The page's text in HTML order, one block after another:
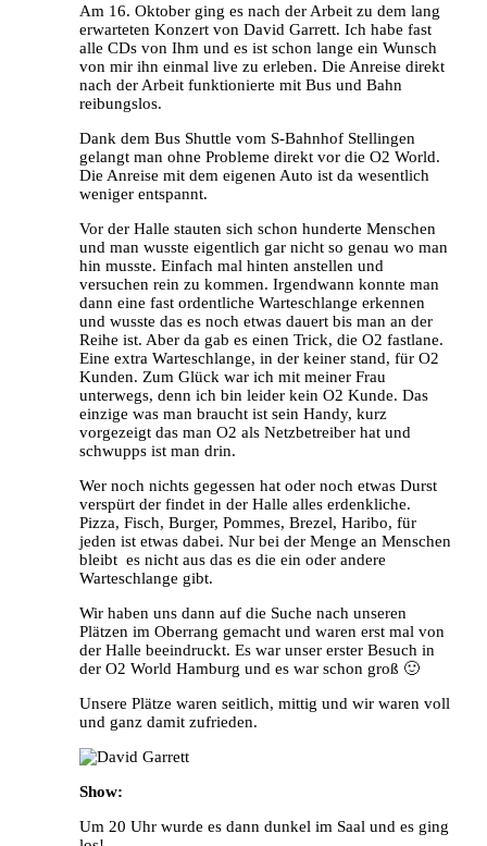
Am 16. Oktober ging es nach der Arbeit zu dem lang
erwarteten Konzert von David Garrett. Ich habe fast
alle CDs von Ihm und es ist schon lange ein Wunsch
von mir ihn einmal live zu erleben. Die Anreise direkt
nach der Arbeit funktionierte mit Bus und Bahn
reibungslos.
Dank dem Bus Shuttle vom S-Bahnhof Stellingen
gelangt man ohne Probleme direkt vor die O2 World.
Die Anreise mit dem eigenen Auto ist da wesentlich
weniger entspannt.
Vor der Halle stauten sich schon hunderte Menschen
und man wusste eigentlich gar nicht so genau wo man
hin musste. Einfach mal hinten anstellen und
versuchen rein zu kommen. Irgendwann konnte man
dann eine fast ordentliche Warteschlange erkennen
und wusste das es noch etwas dauert bis man an der
Reihe ist. Aber da gab es einen Trick, die O2 fastlane.
Eine extra Warteschlange, in der keiner stand, für O2
Kunden. Zum Glück war ich mit meiner Frau
unterwegs, denn ich bin leider kein O2 Kunde. Das
einzige was man braucht ist sein Handy, kurz
vorgezeigt das man O2 als Netzbetreiber hat und
schwupps ist man drin.
Wer noch nichts gegessen hat oder noch etwas Durst
verspürt der findet in der Halle alles erdenkliche.
Pizza, Fisch, Burger, Pommes, Brezel, Haribo, für
jeden ist etwas dabei. Nur bei der Menge an Menschen
bleibt es nicht aus das es die ein oder andere
Warteschlange gibt.
Wir haben uns dann auf die Suche nach unseren
Plätzen im Oberrang gemacht und waren erst mal von
der Halle beeindruckt. Es war unser erster Besuch in
der O2 World Hamburg und es war schon groß 🙂
Unsere Plätze waren seitlich, mittig und wir waren voll
und ganz damit zufrieden.
Show:
Um 20 Uhr wurde es dann dunkel im Saal und es ging